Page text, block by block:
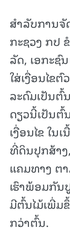
ສໍາລັບການຈັ
ກະຊວງ ກປ
ລັດ, ເອກະຊົ
ໃສ່ເງື່ອນໄຂ
ລະດົມເປັນຕົ້
ດຽວນີ້ເປັນ
ເງື່ອນໄຂ ໃນ
ທີ່ດິນປຸກສ້າງ
ແຄມທາງ ຕ
ເຮົາພ້ອມກັນ
ມີຕົ້ນໄມ້ເພີ່ມ
ກວ່າຕົ້ນ.